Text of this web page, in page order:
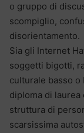
o gruppo di
scompiglio,
disorientamento.
Sia gli Internet
soggetti bigotti,
culturale basso o
diploma di
struttura di
scarsissima